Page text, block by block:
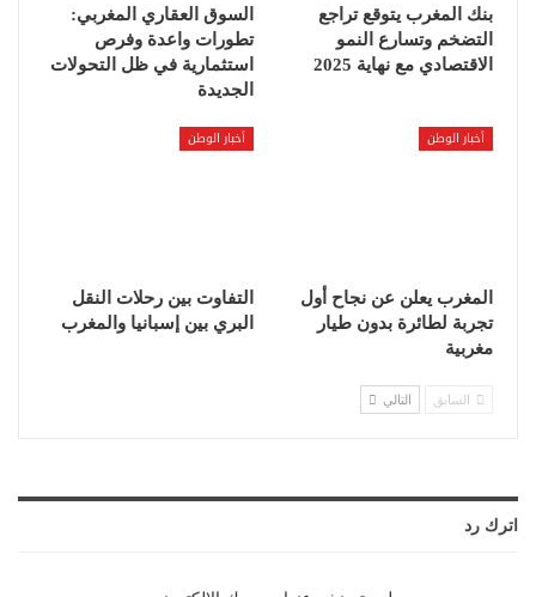
بنك المغرب يتوقع تراجع
التضخم وتسارع النمو
الاقتصادي مع نهاية 2025
السوق العقاري المغربي:
تطورات واعدة وفرص
استثمارية في ظل التحولات
الجديدة
أخبار الوطن
المغرب يعلن عن نجاح أول
تجربة لطائرة بدون طيار
مغربية
أخبار الوطن
التفاوت بين رحلات النقل
البري بين إسبانيا والمغرب
السابق التالي
اترك رد